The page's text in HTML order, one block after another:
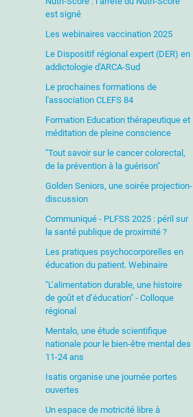
est signé
Les webinaires vaccination 2025
Le Dispositif régional expert (DER) en
addictologie d'ARCA-Sud
Le prochaines formations de
l'association CLEFS 84
Formation Education thérapeutique et
méditation de pleine conscience
"Tout savoir sur le cancer colorectal,
de la prévention à la guérison"
Golden Seniors, une soirée projection-
discussion
Communiqué - PLFSS 2025 : péril sur
la santé publique de proximité ?
Les pratiques psychocorporelles en
éducation du patient. Webinaire
"L’alimentation durable, une histoire
de goût et d’éducation" - Colloque
régional
Mentalo, une étude scientifique
nationale pour le bien-être mental des
11-24 ans
Isatis organise une journée portes
ouvertes
Un espace de motricité libre à